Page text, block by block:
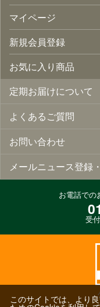
マイページ
新規会員登録
お気に入り商品
定期お届けについて
よくあるご質問
お問い合わせ
メールニュース登録
お電話での
受
このサイトでは、より